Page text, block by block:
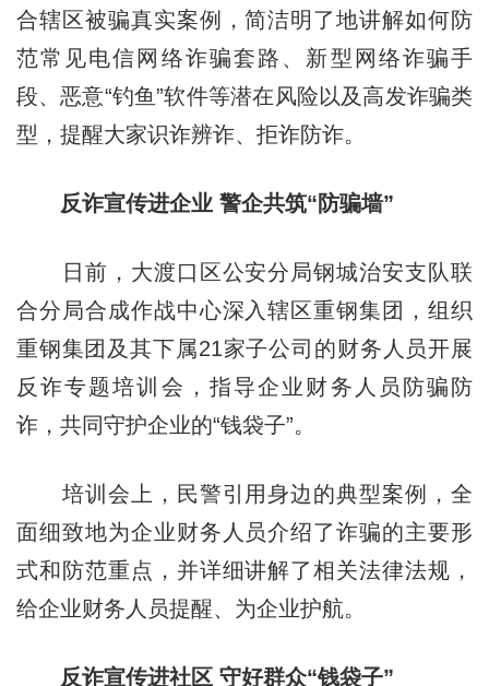
合辖区被骗真实案例，简洁明了地讲解如何防
范常见电信网络诈骗套路、新型网络诈骗手
段、恶意“钓鱼”软件等潜在风险以及高发诈骗类
型，提醒大家识诈辨诈、拒诈防诈。
反诈宣传进企业 警企共筑“防骗墙”
日前，大渡口区公安分局钢城治安支队联
合分局合成作战中心深入辖区重钢集团，组织
重钢集团及其下属21家子公司的财务人员开展
反诈专题培训会，指导企业财务人员防骗防
诈，共同守护企业的“钱袋子”。
培训会上，民警引用身边的典型案例，全
面细致地为企业财务人员介绍了诈骗的主要形
式和防范重点，并详细讲解了相关法律法规，
给企业财务人员提醒、为企业护航。
反诈宣传进社区 守好群众“钱袋子”